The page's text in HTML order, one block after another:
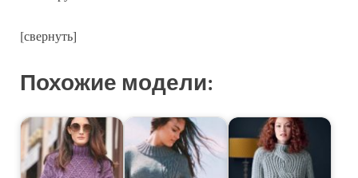
[свернуть]
Похожие модели: